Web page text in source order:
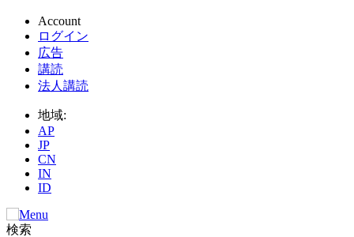
Account
ログイン
広告
講読
法人講読
地域:
AP
JP
CN
IN
ID
検索